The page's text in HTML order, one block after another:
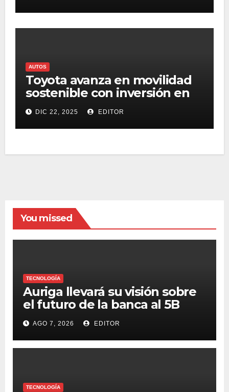
AUTOS
Toyota avanza en movilidad
sostenible con inversión en
hidrógeno en EE. UU.
DIC 22, 2025 EDITOR
You missed
TECNOLOGÍA
Auriga llevará su visión sobre
el futuro de la banca al 5B
Digital Summit 2026
AGO 7, 2026 EDITOR
TECNOLOGÍA